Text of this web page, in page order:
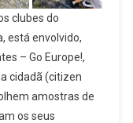
clubes do
está envolvido,
– Go Europe!,
cidadã (citizen
amostras de
os seus